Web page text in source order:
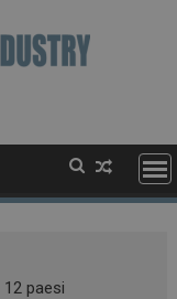
12 paesi